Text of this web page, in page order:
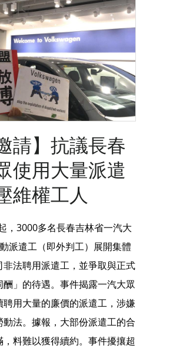
請】抗議長春
使用大量派遣
維權工人
，3000多名長春吉林省一汽大
派遣工（即外判工）展開集體
法聘用派遣工，並爭取與正式
」的待遇。事件揭露一汽大眾
用大量的廉價的派遣工，涉嫌
法。據報，大部份派遣工的合
料難以獲得續約。事件擾攘超